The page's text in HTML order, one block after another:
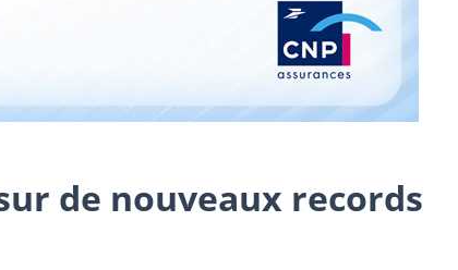
de nouveaux records